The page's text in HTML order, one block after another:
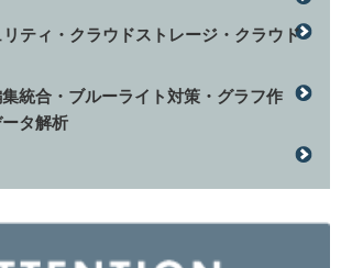
ティ・クラウドストレージ・クラウド
統合・ブルーライト対策・グラフ作
タ解析